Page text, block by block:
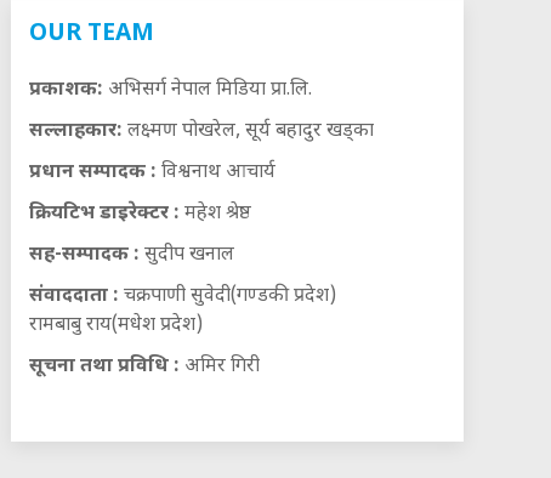
OUR TEAM
प्रकाशक: अभिसर्ग नेपाल मिडिया प्रा.लि.
सल्लाहकार: लक्ष्मण पोखरेल, सूर्य बहादुर खड्का
प्रधान सम्पादक : विश्वनाथ आचार्य
क्रियटिभ डाइरेक्टर : महेश श्रेष्ठ
सह-सम्पादक : सुदीप खनाल
संवाददाता : चक्रपाणी सुवेदी(गण्डकी प्रदेश)
रामबाबु राय(मधेश प्रदेश)
सूचना तथा प्रविधि : अमिर गिरी